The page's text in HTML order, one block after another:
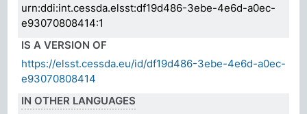
urn:ddi:int.cessda.elsst:df19d486-3ebe-4e6d-a0ec-
e93070808414:1
IS A VERSION OF
https://elsst.cessda.eu/id/df19d486-3ebe-4e6d-a0ec-
e93070808414
IN OTHER LANGUAGES